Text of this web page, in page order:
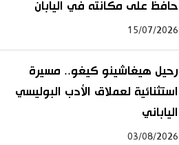
حافظ على مكانته في اليابان
15/07/2026
رحيل هيغاشينو كيغو.. مسيرة
استثنائية لعملاق الأدب البوليسي
الياباني
03/08/2026